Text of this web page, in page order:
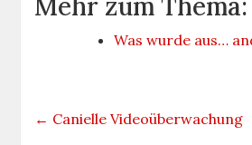
Was wurde aus…
← Canielle Videoüberwachung